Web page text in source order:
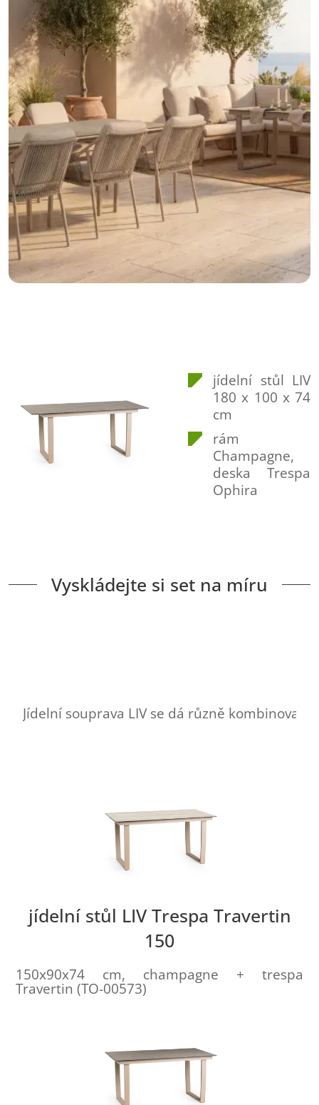
jídelní stůl LIV
180 x 100 x 74
cm
rám
Champagne,
deska Trespa
Ophira
Vyskládejte si set na míru
Jídelní souprava LIV se dá různě
jídelní stůl LIV Trespa Travertin
150
150x90x74 cm, champagne + trespa
Travertin (TO-00573)